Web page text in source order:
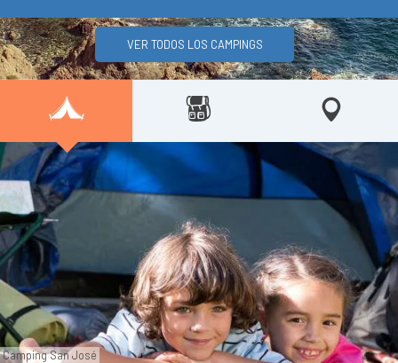
VER TODOS LOS CAMPINGS
Camping San José